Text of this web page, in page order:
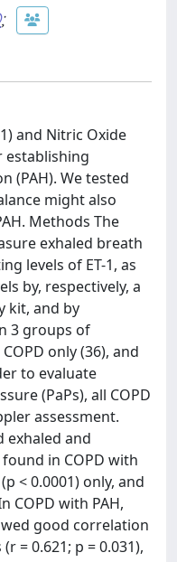
;
and Nitric Oxide
establishing
(PAH). We tested
might also
Methods The
exhaled breath
levels of ET-1, as
by, respectively, a
kit, and by
3 groups of
only (36), and
to evaluate
(PaPs), all COPD
assessment.
exhaled and
in COPD with
< 0.0001) only, and
COPD with PAH,
good correlation
= 0.621; p = 0.031),